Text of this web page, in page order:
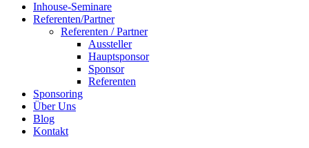
Inhouse-Seminare
Referenten/Partner
Referenten / Partner
Aussteller
Hauptsponsor
Sponsor
Referenten
Sponsoring
Über Uns
Blog
Kontakt